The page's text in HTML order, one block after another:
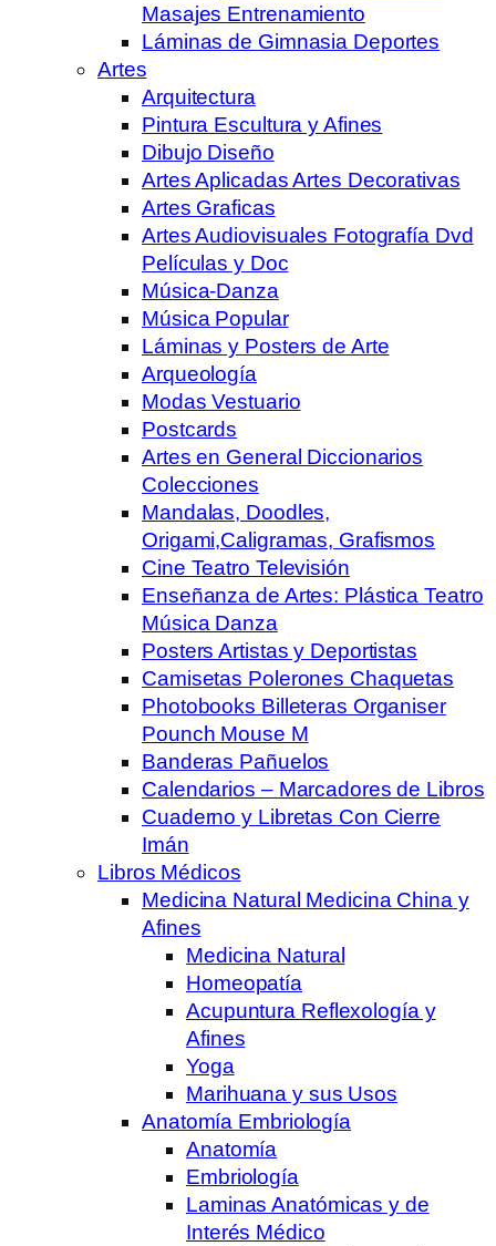
Masajes Entrenamiento
Láminas de Gimnasia Deportes
Artes
Arquitectura
Pintura Escultura y Afines
Dibujo Diseño
Artes Aplicadas Artes Decorativas
Artes Graficas
Artes Audiovisuales Fotografía Dvd
Películas y Doc
Música-Danza
Música Popular
Láminas y Posters de Arte
Arqueología
Modas Vestuario
Postcards
Artes en General Diccionarios
Colecciones
Mandalas, Doodles,
Origami,Caligramas, Grafismos
Cine Teatro Televisión
Enseñanza de Artes: Plástica Teatro
Música Danza
Posters Artistas y Deportistas
Camisetas Polerones Chaquetas
Photobooks Billeteras Organiser
Pounch Mouse M
Banderas Pañuelos
Calendarios – Marcadores de Libros
Cuaderno y Libretas Con Cierre
Imán
Libros Médicos
Medicina Natural Medicina China y
Afines
Medicina Natural
Homeopatía
Acupuntura Reflexología y
Afines
Yoga
Marihuana y sus Usos
Anatomía Embriología
Anatomía
Embriología
Laminas Anatómicas y de
Interés Médico